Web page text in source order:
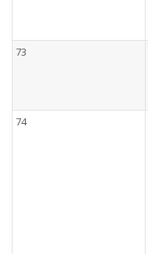
73
74